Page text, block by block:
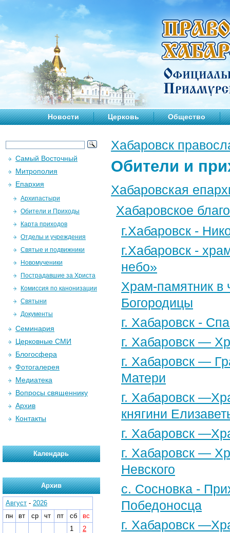
Новости Церковь Общество
Хабаровск
Обители и
Хабаровская
Хабаровское
г.Хабаровск -
г.Хабаровск -
небо»
Храм-памятник в
Богородицы
г. Хабаровск -
г. Хабаровск —
г. Хабаровск —
Матери
г. Хабаровск
княгини
г. Хабаровск
г. Хабаровск —
Невского
с. Сосновка -
Победоносца
г. Хабаровск
Самый Восточный
Митрополия
Епархия
Архипастыри
Обители и Приходы
Карта приходов
Отделы и учреждения
Святые и подвижники
Новомученики
Пострадавшие за Христа
Комиссия по канонизации
Святыни
Документы
Семинария
Церковные СМИ
Блогосфера
Фотогалерея
Медиатека
Вопросы священнику
Архив
Контакты
Календарь
Архив
Август - 2026
пн
вт ср чт пт сб
вс
1
2